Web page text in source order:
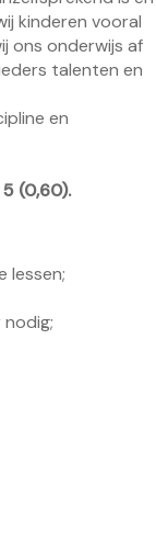
kinderen vooral
ons onderwijs af
talenten en
en
(0,60).
lessen;